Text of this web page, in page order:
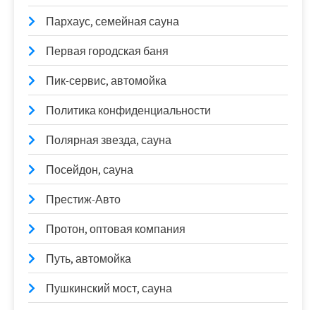
Пархаус, семейная сауна
Первая городская баня
Пик-сервис, автомойка
Политика конфиденциальности
Полярная звезда, сауна
Посейдон, сауна
Престиж-Авто
Протон, оптовая компания
Путь, автомойка
Пушкинский мост, сауна